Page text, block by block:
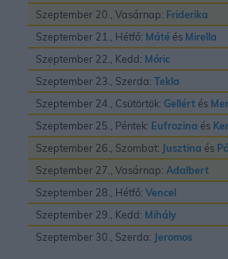
Szeptember 20., Vasárnap: Friderika
Szeptember 21., Hétfő: Máté és Mirella
Szeptember 22., Kedd: Móric
Szeptember 23., Szerda: Tekla
Szeptember 24., Csütörtök: Gellért és
Szeptember 25., Péntek: Eufrozina és
Szeptember 26., Szombat: Jusztina és
Szeptember 27., Vasárnap: Adalbert
Szeptember 28., Hétfő: Vencel
Szeptember 29., Kedd: Mihály
Szeptember 30., Szerda: Jeromos